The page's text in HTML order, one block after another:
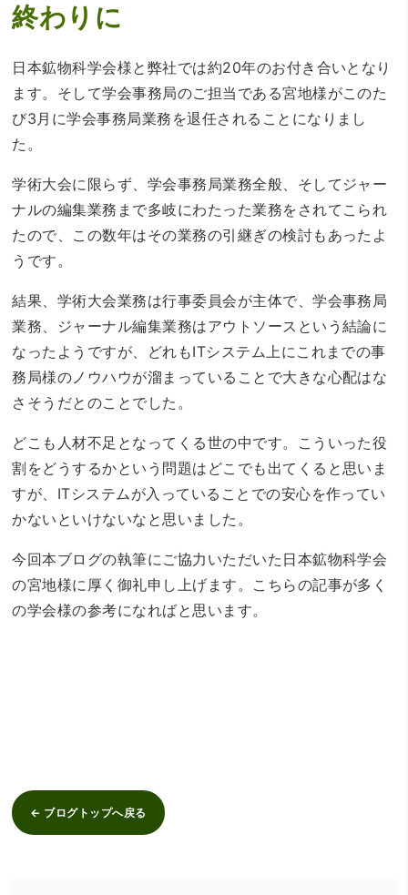
終わりに
日本鉱物科学会様と弊社では約20年のお付き合いとなり
ます。そして学会事務局のご担当である宮地様がこのた
び3月に学会事務局業務を退任されることになりまし
た。
学術大会に限らず、学会事務局業務全般、そしてジャー
ナルの編集業務まで多岐にわたった業務をされてこられ
たので、この数年はその業務の引継ぎの検討もあったよ
うです。
結果、学術大会業務は行事委員会が主体で、学会事務局
業務、ジャーナル編集業務はアウトソースという結論に
なったようですが、どれもITシステム上にこれまでの事
務局様のノウハウが溜まっていることで大きな心配はな
さそうだとのことでした。
どこも人材不足となってくる世の中です。こういった役
割をどうするかという問題はどこでも出てくると思いま
すが、ITシステムが入っていることでの安心を作ってい
かないといけないなと思いました。
今回本ブログの執筆にご協力いただいた日本鉱物科学会
の宮地様に厚く御礼申し上げます。こちらの記事が多く
の学会様の参考になればと思います。
← ブログトップへ戻る